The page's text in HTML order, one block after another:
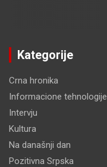
Kategorije
Crna hronika
Informacione tehnologije
Intervju
Kultura
Na današnji dan
Pozitivna Srpska